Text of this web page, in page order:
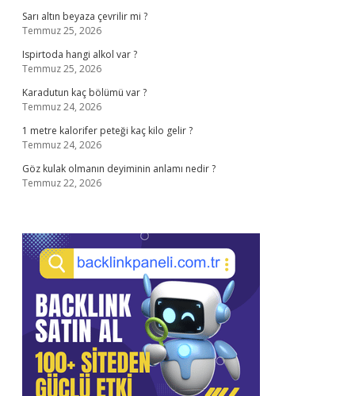
Sarı altın beyaza çevrilir mi ?
Temmuz 25, 2026
Ispirtoda hangi alkol var ?
Temmuz 25, 2026
Karadutun kaç bölümü var ?
Temmuz 24, 2026
1 metre kalorifer peteği kaç kilo gelir ?
Temmuz 24, 2026
Göz kulak olmanın deyiminin anlamı nedir ?
Temmuz 22, 2026